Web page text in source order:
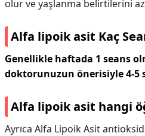
olur ve yaşlanma belirtilerini
Alfa lipoik asit Kaç
Genellikle haftada 1 seans
doktorunuzun önerisiyle 4-5
Alfa lipoik asit hangi
Ayrıca Alfa Lipoik Asit